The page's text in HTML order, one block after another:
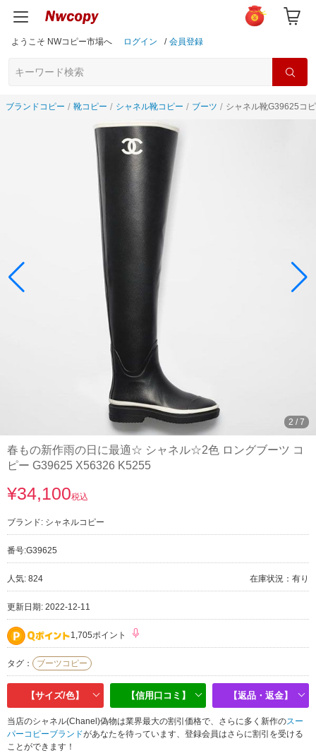
ようこそ NWコピー市場へ ログイン / 会員登録
ブランドコピー 靴コピー シャネル靴コピー ブーツ シャネル靴G39625コ
2 /7
春もの新作雨の日に最適☆ シャネル☆2色 ロングブーツ コ
ピー G39625 X56326 K5255
¥34,100税込
ブランド: シャネルコピー
番号:G39625
人気: 824 在庫状況：有り
更新日期: 2022-12-11
1,705ポイント
タグ： ブーツコピー
【サイズ/色】 【信用口コミ】 【返品・返金】
当店のシャネル(Chanel)偽物は業界最大の割引価格で、さらに多く新作のスー
パーコピーブランドがあなたを待っています、登録会員はさらに割引を受ける
ことができます！